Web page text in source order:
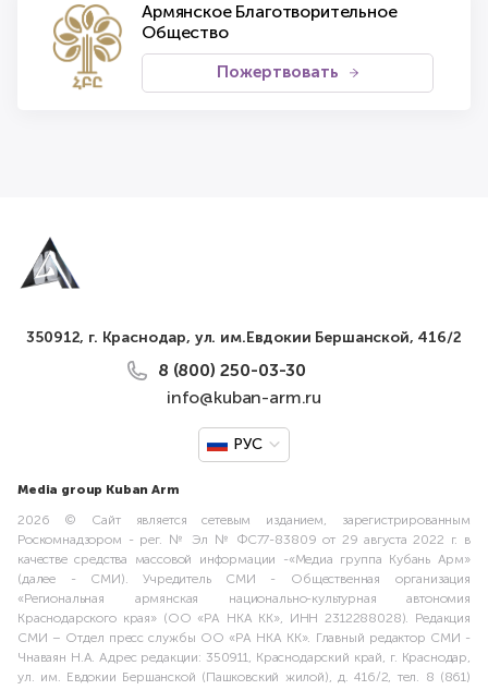
Армянское Благотворительное
Общество
Пожертвовать
350912, г. Краснодар, ул. им.Евдокии Бершанской, 416/2
8 (800) 250-03-30
info@kuban-arm.ru
РУС
Media group Kuban Arm
2026 © Сайт является сетевым изданием, зарегистрированным
Роскомнадзором - рег. № Эл № ФС77-83809 от 29 августа 2022 г. в
качестве средства массовой информации -«Медиа группа Кубань Арм»
(далее - СМИ). Учредитель СМИ - Общественная организация
«Региональная армянская национально-культурная автономия
Краснодарского края» (ОО «РА НКА КК», ИНН 2312288028). Редакция
СМИ – Отдел пресс службы ОО «РА НКА КК». Главный редактор СМИ -
Чнаваян Н.А. Адрес редакции: 350911, Краснодарский край, г. Краснодар,
ул. им. Евдокии Бершанской (Пашковский жилой), д. 416/2, тел. 8 (861)